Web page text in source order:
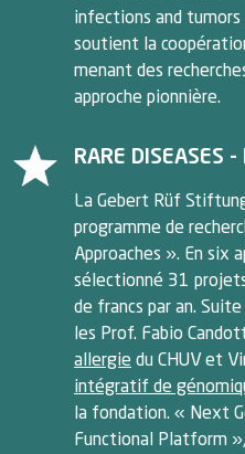
infections and tumors
soutient la
menant des
approche pionnière.
RARE DISEASES
La Gebert Rüf
programme de
Approaches ». En six
sélectionné 31
de francs par an.
les Prof. Fabio
allergie du CHUV et
intégratif de
la fondation. « Next
Functional Platform